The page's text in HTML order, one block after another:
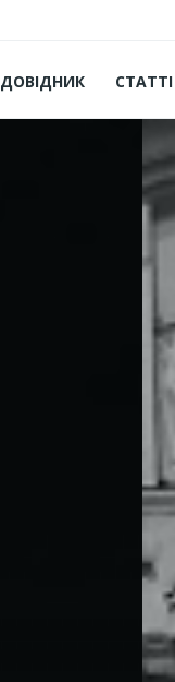
ДОВІДНИК СТАТТІ